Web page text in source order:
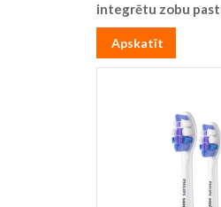
integrētu zobu
Apskatīt